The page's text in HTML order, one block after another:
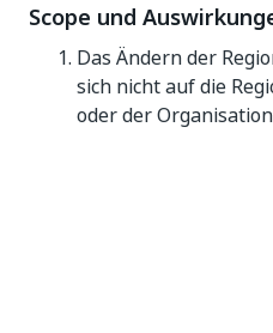
Scope und
Das Ändern der
sich nicht auf die
oder der